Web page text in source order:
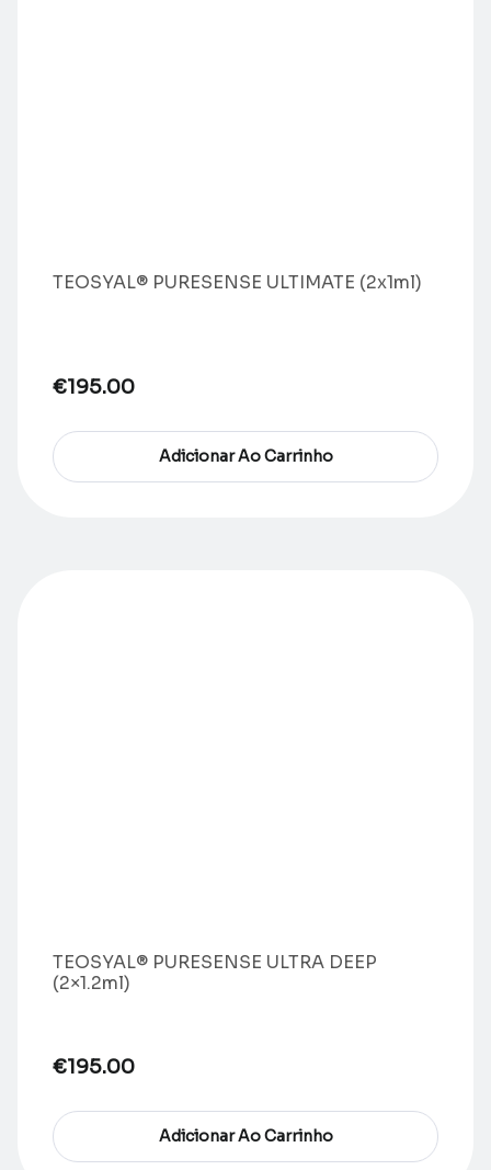
TEOSYAL® PURESENSE ULTIMATE (2x1ml)
€195.00
Adicionar Ao Carrinho
TEOSYAL® PURESENSE ULTRA DEEP
(2×1.2ml)
€195.00
Adicionar Ao Carrinho